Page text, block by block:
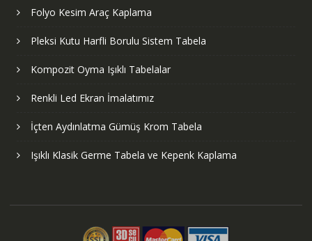
Folyo Kesim Araç Kaplama
Pleksi Kutu Harfli Borulu Sistem Tabela
Kompozit Oyma Işıklı Tabelalar
Renkli Led Ekran İmalatımız
İçten Aydınlatma Gümüş Krom Tabela
Işıklı Klasik Germe Tabela ve Kepenk Kaplama